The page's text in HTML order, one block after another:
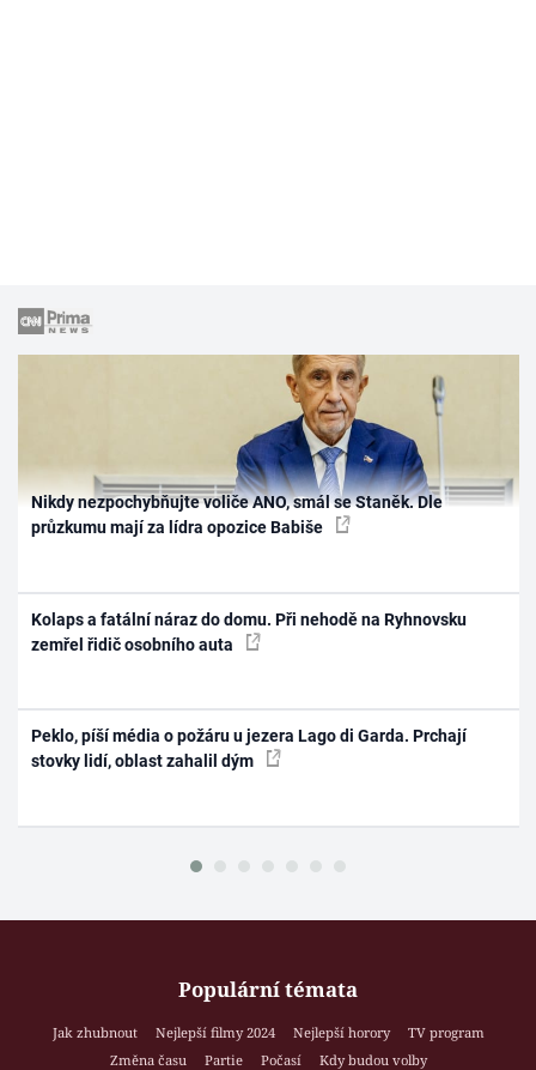
Nikdy nezpochybňujte voliče ANO, smál se Staněk. Dle
průzkumu mají za lídra opozice Babiše
Kolaps a fatální náraz do domu. Při nehodě na Ryhnovsku
zemřel řidič osobního auta
Peklo, píší média o požáru u jezera Lago di Garda. Prchají
stovky lidí, oblast zahalil dým
Populární témata
Jak zhubnout Nejlepší filmy 2024 Nejlepší horory
TV program
Změna času
Partie Počasí
Kdy budou volby